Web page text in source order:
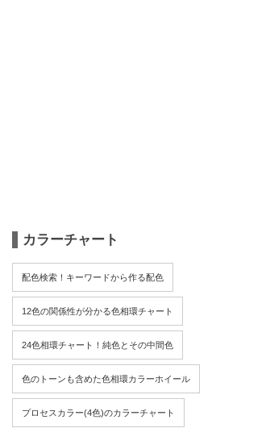
カラーチャート
配色検索！キーワードから作る配色
12色の関係性が分かる色相環チャート
24色相環チャート！純色とその中間色
色のトーンも含めた色相環カラーホイール
プロセスカラー(4色)のカラーチャート